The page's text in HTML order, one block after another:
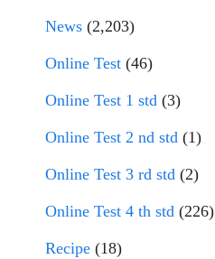
News (2,203)
Online Test (46)
Online Test 1 std (3)
Online Test 2 nd std (1)
Online Test 3 rd std (2)
Online Test 4 th std (226)
Recipe (18)